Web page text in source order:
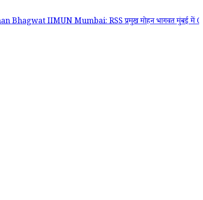
IIMUN Mumbai: RSS प्रमुख मोहन भागवत मुंबई में Gen Z और